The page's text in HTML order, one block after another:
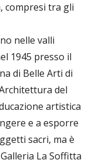
compresi tra gli
nelle valli
1945 presso il
di Belle Arti di
del
artistica
e a esporre
sacri, ma è
La Soffitta